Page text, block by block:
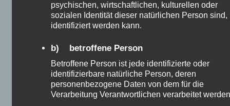
Edelmetalle wie gold, Silber etc. ist etwas, das viele
Menschen lieben. Ich dont Liebe, gold. Gold ist
nichts anderes als ein Stück Metall, die Ihren Wert
psychischen, wirtschaftlichen, kulturellen oder
sozialen Identität dieser natürlichen Person sind,
identifiziert werden kann.
b) betroffene Person
Betroffene Person ist jede identifizierte oder
identifizierbare natürliche Person, deren
personenbezogene Daten von dem für die
Verarbeitung Verantwortlichen verarbeitet